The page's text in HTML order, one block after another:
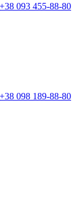
+38 093 455-88-80
+38 098 189-88-80